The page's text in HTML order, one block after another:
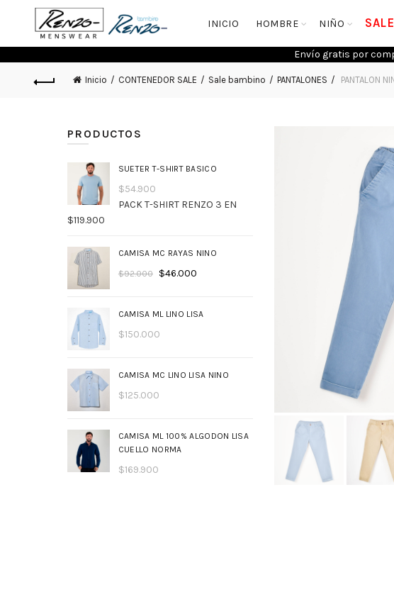
INICIO HOMBRE NIÑO SALE
Envío gratis por
Inicio CONTENEDOR SALE Sale bambino PANTALONES PANTALON
PRODUCTOS
SUETER T-SHIRT BASICO
$54.900
PACK T-SHIRT RENZO 3 EN
$119.900
CAMISA MC RAYAS NINO
$92.000 $46.000
CAMISA ML LINO LISA
$150.000
CAMISA MC LINO LISA NINO
$125.000
CAMISA ML 100% ALGODON LISA
CUELLO NORMA
$169.900